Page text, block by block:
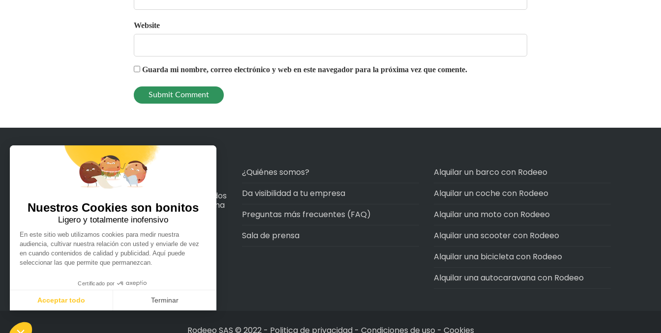
Website
Guarda mi nombre, correo electrónico y web en este navegador para la próxima vez que comente.
Con Rodeeo, alquila en unos pocos clics todos
los medios de movilidad terrestre o marítima
que puedas imaginar.
Español Français
¿Quiénes somos?
Da visibilidad a tu empresa
Preguntas más frecuentes (FAQ)
Sala de prensa
Alquilar un barco con Rodeeo
Alquilar un coche con Rodeeo
Alquilar una moto con Rodeeo
Alquilar una scooter con Rodeeo
Alquilar una bicicleta con Rodeeo
Alquilar una autocaravana con Rodeeo
Rodeeo SAS © 2022- Politica de privacidad - Condiciones de uso - Cookies